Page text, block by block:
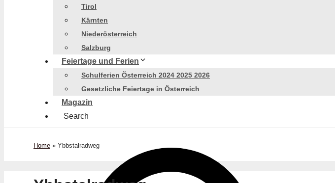
Tirol
Kärnten
Niederösterreich
Salzburg
Feiertage und Ferien
Schulferien Österreich 2024 2025 2026
Gesetzliche Feiertage in Österreich
Magazin
Search
Home » Ybbstalradweg